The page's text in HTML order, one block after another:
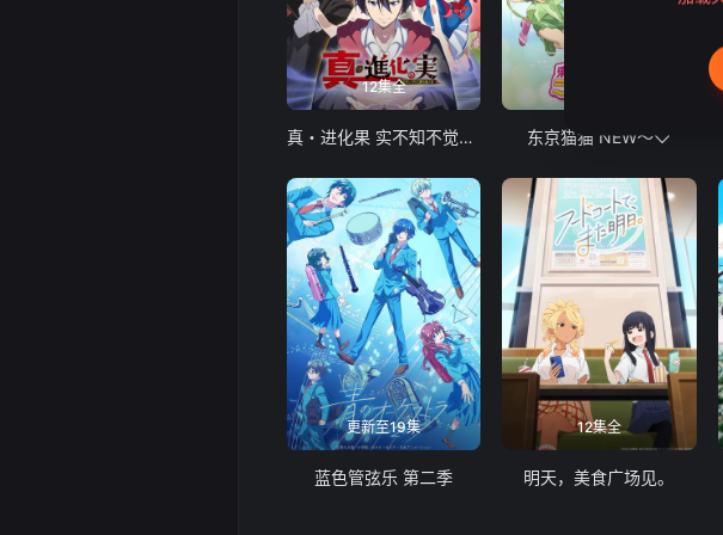
12集全
真・进化果 实不知不觉踏上胜利的人生 东京猫猫 NEW～♡
更新至19集
蓝色管弦乐 第二季
12集全
明天，美食广场见。